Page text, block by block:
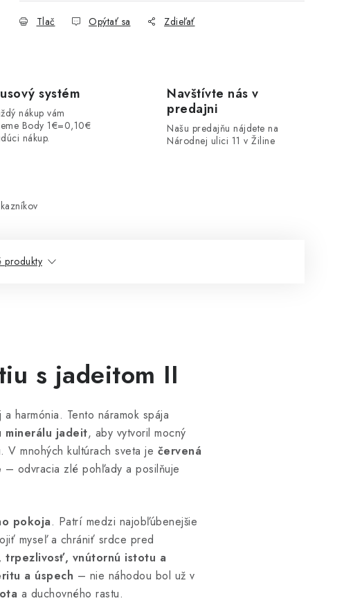
Tlač Opýtať sa Zdieľať
systém
nákup vám
Body 1€=0,10€
nákup.
Navštívte nás v
predajni
Našu predajňu nájdete na
Národnej ulici 11 v Žiline
produkty
s jadeitom II
harmónia. Tento náramok spája
minerálu jadeit, aby vytvoril mocný
V mnohých kultúrach sveta je červená
– odvracia zlé pohľady a posilňuje
pokoja. Patrí medzi najobľúbenejšie
myseľ a chrániť srdce pred
trpezlivosť, vnútornú istotu a
a úspech – nie náhodou bol už v
a duchovného rastu.